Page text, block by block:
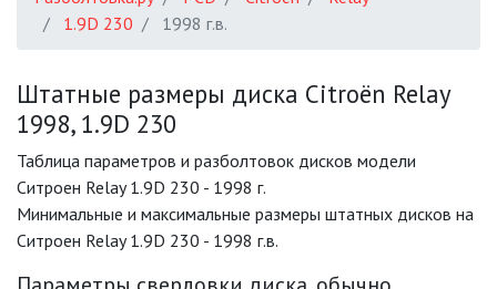
1.9D 230
1998 г.в.
Штатные размеры диска Citroën Relay
1998, 1.9D 230
Таблица параметров и разболтовок дисков модели
Ситроен Relay 1.9D 230 - 1998 г.
Минимальные и максимальные размеры штатных дисков на
Ситроен Relay 1.9D 230 - 1998 г.в.